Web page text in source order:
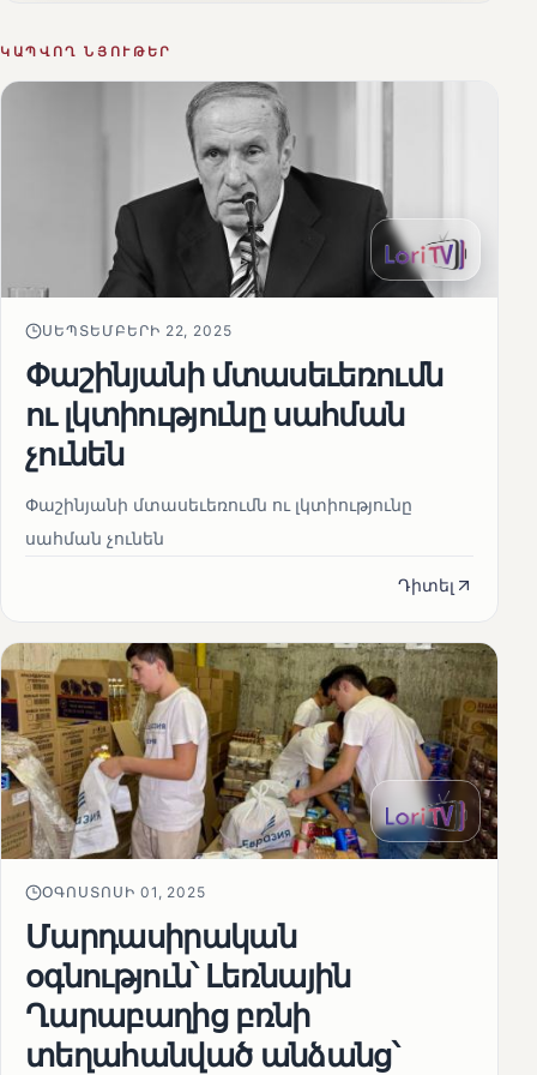
ԿԱՊՎՈՂ ՆՅՈՒԹԵՐ
ՍԵՊՏԵՄԲԵՐԻ 22, 2025
Փաշինյանի մտասեւեռումն
ու լկտիությունը սահման
չունեն
Փաշինյանի մտասեւեռումն ու լկտիությունը
սահման չունեն
Դիտել
ՕԳՈՍՏՈՍԻ 01, 2025
Մարդասիրական
օգնություն՝ Լեռնային
Ղարաբաղից բռնի
տեղահանված անձանց՝